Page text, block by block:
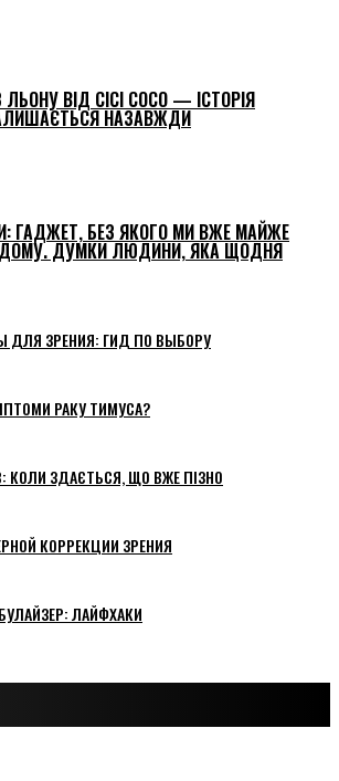
ВІД CICI COCO — ІСТОРІЯ
НАЗАВЖДИ
ГАДЖЕТ, БЕЗ ЯКОГО МИ ВЖЕ МАЙЖЕ
ДУМКИ ЛЮДИНИ, ЯКА ЩОДНЯ
ДЛЯ ЗРЕНИЯ: ГИД ПО ВЫБОРУ
РАКУ ТИМУСА?
КОЛИ ЗДАЄТЬСЯ, ЩО ВЖЕ ПІЗНО
КОРРЕКЦИИ ЗРЕНИЯ
ЛАЙФХАКИ